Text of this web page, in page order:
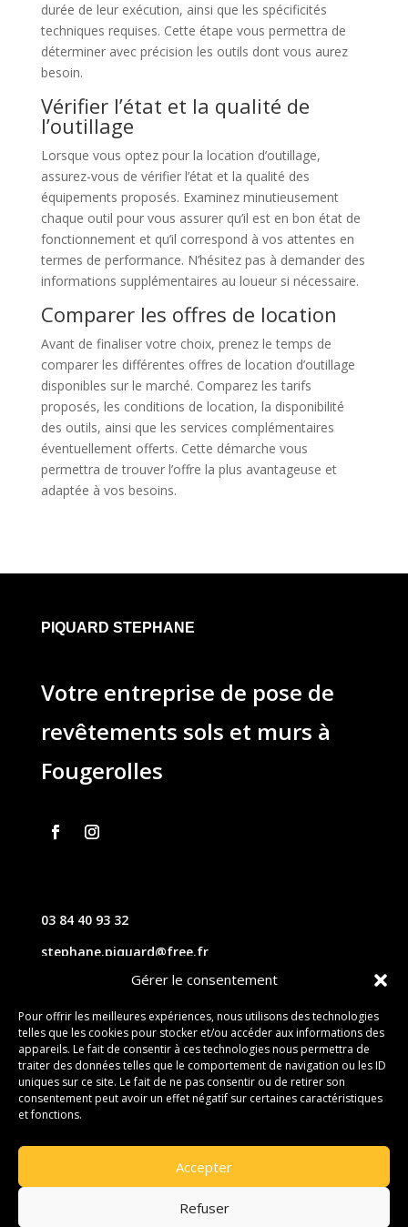
Gérer le consentement
Pour offrir les meilleures expériences, nous utilisons des technologies
telles que les cookies pour stocker et/ou accéder aux informations des
appareils. Le fait de consentir à ces technologies nous permettra de
traiter des données telles que le comportement de navigation ou les ID
uniques sur ce site. Le fait de ne pas consentir ou de retirer son
consentement peut avoir un effet négatif sur certaines caractéristiques
et fonctions.
Accepter
Refuser
durée de leur exécution, ainsi que les spécificités
techniques requises. Cette étape vous permettra de
déterminer avec précision les outils dont vous aurez
besoin.
Vérifier l’état et la qualité de
l’outillage
Lorsque vous optez pour la location d’outillage,
assurez-vous de vérifier l’état et la qualité des
équipements proposés. Examinez minutieusement
chaque outil pour vous assurer qu’il est en bon état de
fonctionnement et qu’il correspond à vos attentes en
termes de performance. N’hésitez pas à demander des
informations supplémentaires au loueur si nécessaire.
Comparer les offres de location
Avant de finaliser votre choix, prenez le temps de
comparer les différentes offres de location d’outillage
disponibles sur le marché. Comparez les tarifs
proposés, les conditions de location, la disponibilité
des outils, ainsi que les services complémentaires
éventuellement offerts. Cette démarche vous
permettra de trouver l’offre la plus avantageuse et
adaptée à vos besoins.
PIQUARD STEPHANE
Votre entreprise de pose de
revêtements sols et murs à
Fougerolles
03 84 40 93 32
stephane.piquard@free.fr
61 les chavannes – 70220 FOUGEROLLES
Contact